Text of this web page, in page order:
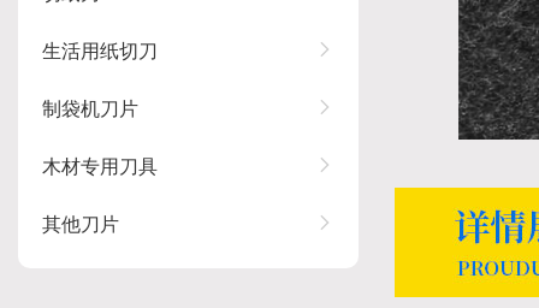
生活用纸切刀
制袋机刀片
木材专用刀具
其他刀片